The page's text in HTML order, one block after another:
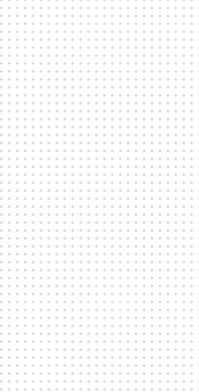
DISTRIKTFEM
BAR15 öppnar i
Hyr lokalen för dit kommande
spelningar presslanseringar!